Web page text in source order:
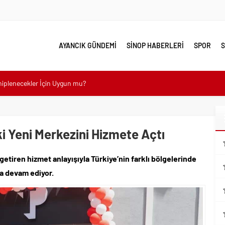
AYANCIK GÜNDEMİ SİNOP HABERLERİ SPOR
İçin Uygun mu?
Ele Alındı
Kullanım İpuçları
Yer
Yeni Merkezini Hizmete Açtı
hizmet anlayışıyla Türkiye’nin farklı bölgelerinde
devam ediyor.